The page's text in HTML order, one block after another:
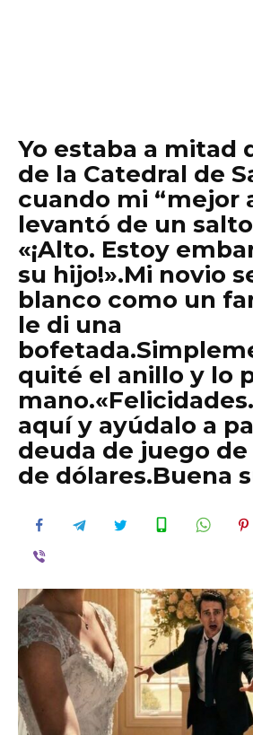
Yo estaba a mitad
de la Catedral de
cuando mi “mejor
levantó de un
«¡Alto. Estoy
su hijo!».Mi novio
blanco como un
le di una
quité el anillo y lo
aquí y ayúdalo a
deuda de juego
de dólares.Buena